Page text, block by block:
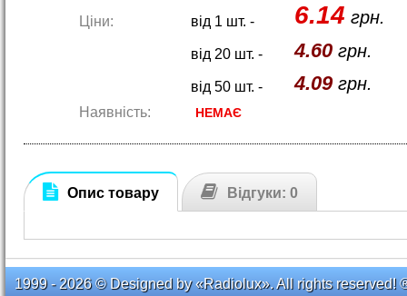
Ціни: від 1 шт. - 6.14 грн.
від 20 шт. - 4.60грн.
від 50 шт. - 4.09грн.
Наявність: НЕМАЄ
Опис товару Відгуки: 0
1999 - 2026 © Designed by «Radiolux». All rights reserved!